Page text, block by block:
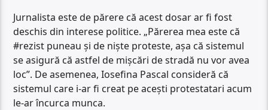
Jurnalista este de părere că acest dosar ar fi fost
deschis din interese politice. „Părerea mea este că
#rezist puneau și de niște proteste, așa că sistemul
se asigură că astfel de mișcări de stradă nu vor avea
loc”. De asemenea, Iosefina Pascal consideră că
sistemul care i-ar fi creat pe acești protestatari acum
le-ar încurca munca.